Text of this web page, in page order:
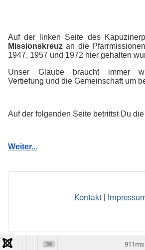
Auf der linken Seite des
Missionskreuz an die
1947, 1957 und 1972 hier gehalten
Unser Glaube braucht immer
Vertiefung und die Gemeinschaft um
Auf der folgenden Seite betrittst Du
Weiter...
Kontakt
39 911ms